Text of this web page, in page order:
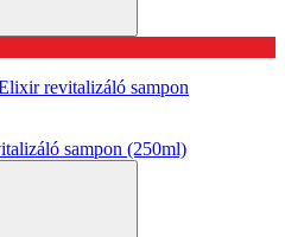
sampon (250ml)